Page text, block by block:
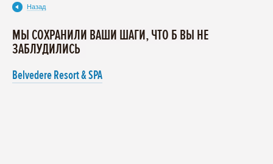
Назад
МЫ СОХРАНИЛИ ВАШИ ШАГИ, ЧТО Б ВЫ НЕ
ЗАБЛУДИЛИСЬ
Belvedere Resort & SPA